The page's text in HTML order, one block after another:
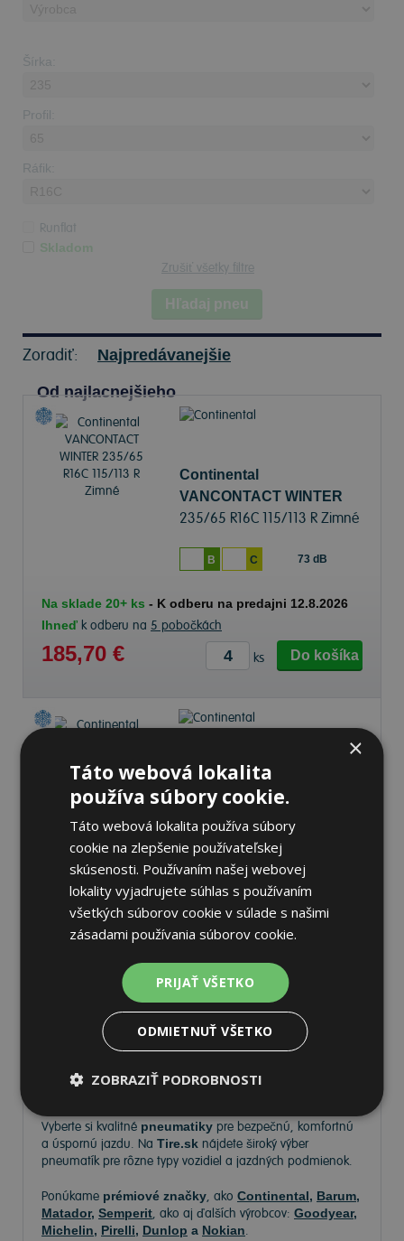
Šírka:
Profil:
Ráfik:
Runflat
Skladom
Zrušiť všetky filtre
Hľadaj pneu
Zoradiť: Najpredávanejšie
Od najlacnejšieho
Continental
VANCONTACT WINTER
235/65 R16C 115/113 R Zimné
B C 73 dB
Na sklade 20+ ks - K odberu na predajni 12.8.2026
Ihneď k odberu na 5 pobočkách
185,70 € ks Do košíka
Continental
VANCONTACT WINTER
235/65 R16C 121/119 R Zimné
Na sklade 20+ ks
K odberu na predajni 12.8.2026
k odberu na 1 pobočke
ks
Pneumatiky
Vyberte si kvalitné pneumatiky pre bezpečnú, komfortnú
a úspornú jazdu. Na Tire.sk nájdete široký výber
pneumatík pre rôzne typy vozidiel a jazdných podmienok.
Ponúkame prémiové značky, ako Continental, Barum,
Matador, Semperit, ako aj ďalších výrobcov: Goodyear,
Michelin, Pirelli, Dunlop a Nokian.
×
Táto webová lokalita
používa súbory cookie.
Táto webová lokalita používa súbory
cookie na zlepšenie používateľskej
skúsenosti. Používaním našej webovej
lokality vyjadrujete súhlas s používaním
všetkých súborov cookie v súlade s našimi
zásadami používania súborov cookie.
PRIJAŤ VŠETKO
ODMIETNUŤ VŠETKO
ZOBRAZIŤ PODROBNOSTI